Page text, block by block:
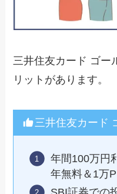
三井住友カード ゴー
リットがあります。
三井住友カード
年間100万円
年無料＆1万P